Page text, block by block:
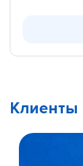
Клиенты